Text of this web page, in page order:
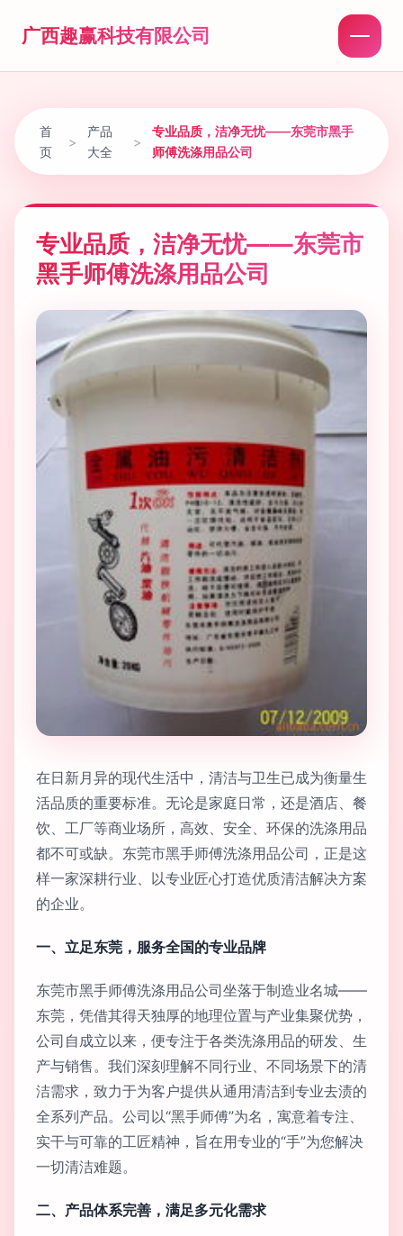
广西趣赢科技有限公司
首
页
>
产品
大全
>
专业品质，洁净无忧——东莞市黑手
师傅洗涤用品公司
专业品质，洁净无忧——东莞市
黑手师傅洗涤用品公司
在日新月异的现代生活中，清洁与卫生已成为衡量生
活品质的重要标准。无论是家庭日常，还是酒店、餐
饮、工厂等商业场所，高效、安全、环保的洗涤用品
都不可或缺。东莞市黑手师傅洗涤用品公司，正是这
样一家深耕行业、以专业匠心打造优质清洁解决方案
的企业。
一、立足东莞，服务全国的专业品牌
东莞市黑手师傅洗涤用品公司坐落于制造业名城——
东莞，凭借其得天独厚的地理位置与产业集聚优势，
公司自成立以来，便专注于各类洗涤用品的研发、生
产与销售。我们深刻理解不同行业、不同场景下的清
洁需求，致力于为客户提供从通用清洁到专业去渍的
全系列产品。公司以“黑手师傅”为名，寓意着专注、
实干与可靠的工匠精神，旨在用专业的“手”为您解决
一切清洁难题。
二、产品体系完善，满足多元化需求